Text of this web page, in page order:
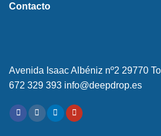
Contacto
Avenida Isaac Albéniz nº2 29770
672 329 393 info@deepdrop.es